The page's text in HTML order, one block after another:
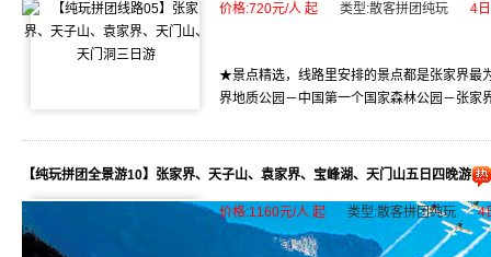
价格:720元/人 起 类型:散客拼团纯玩 4
★景点精选，线路里安排的景点都是张家界最
界地质公园－中国第一个国家森林公园－张家
【纯玩拼团全景游10】张家界、天子山、袁家界、宝峰湖、天门山五日四晚游
价格:1160元/人 起 类型:散客拼团纯玩 4